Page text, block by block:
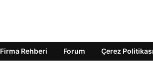
Firma Rehberi Forum Çerez Politikası